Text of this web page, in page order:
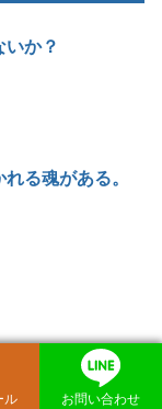
いか？
る魂がある。
ル お問い合わせ